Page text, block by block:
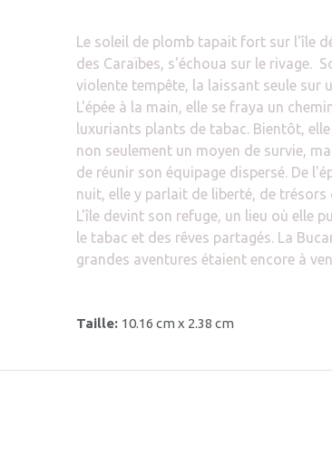
Le soleil de plomb tapait fort sur l'île
des Caraïbes, s'échoua sur le rivage.
violente tempête, la laissant seule sur
L'épée à la main, elle se fraya un
luxuriants plants de tabac. Bientôt,
non seulement un moyen de survie,
de réunir son équipage dispersé. De
nuit, elle y parlait de liberté, de trésors
L'île devint son refuge, un lieu où elle
le tabac et des rêves partagés. La
grandes aventures étaient encore à
Taille: 10.16 cm x 2.38 cm